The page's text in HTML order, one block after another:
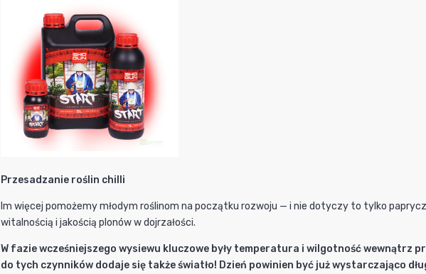
Przesadzanie roślin chilli
Im więcej pomożemy młodym roślinom na początku rozwoju — i nie dotyczy to tylko
witalnością i jakością plonów w dojrzałości.
W fazie wcześniejszego wysiewu kluczowe były temperatura i wilgotność wewnątrz
do tych czynników dodaje się także światło! Dzień powinien być już wystarczająco